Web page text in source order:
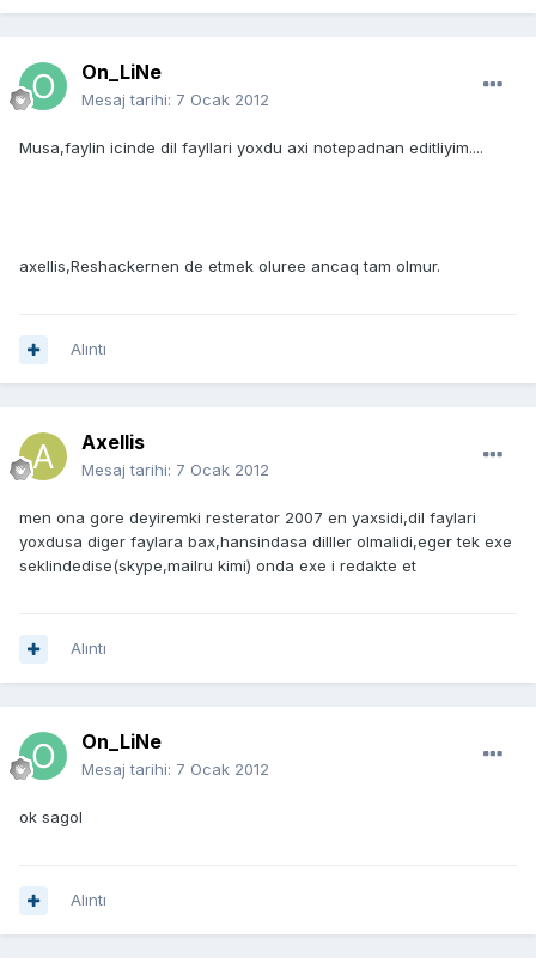
On_LiNe
Mesaj tarihi: 7 Ocak 2012
Musa,faylin icinde dil fayllari yoxdu axi notepadnan editliyim....
axellis,Reshackernen de etmek oluree ancaq tam olmur.
Alıntı
Axellis
Mesaj tarihi: 7 Ocak 2012
men ona gore deyiremki resterator 2007 en yaxsidi,dil faylari
yoxdusa diger faylara bax,hansindasa dilller olmalidi,eger tek exe
seklindedise(skype,mailru kimi) onda exe i redakte et
Alıntı
On_LiNe
Mesaj tarihi: 7 Ocak 2012
ok sagol
Alıntı